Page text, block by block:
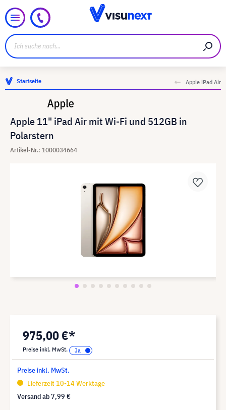
Startseite Apple iPad Air
Apple 11" iPad Air mit Wi-Fi und 512GB in
Polarstern
Artikel-Nr.: 1000034664
975,00 €*
Preise inkl. MwSt.
Preise inkl. MwSt.
Lieferzeit 10-14 Werktage
Versand ab7,99 €